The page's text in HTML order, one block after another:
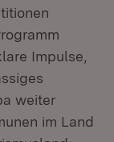
Impulse,
weiter
im Land